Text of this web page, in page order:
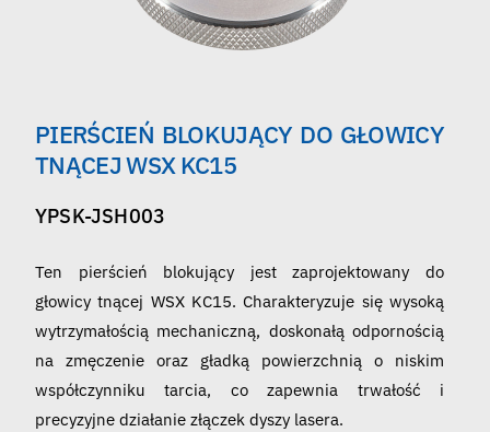
O nas
Polski
PIERŚCIEŃ BLOKUJĄCY DO GŁOWICY
TNĄCEJ WSX KC15
YPSK-JSH003
Ten pierścień blokujący jest zaprojektowany do
głowicy tnącej WSX KC15. Charakteryzuje się wysoką
wytrzymałością mechaniczną, doskonałą odpornością
na zmęczenie oraz gładką powierzchnią o niskim
współczynniku tarcia, co zapewnia trwałość i
precyzyjne działanie złączek dyszy lasera.